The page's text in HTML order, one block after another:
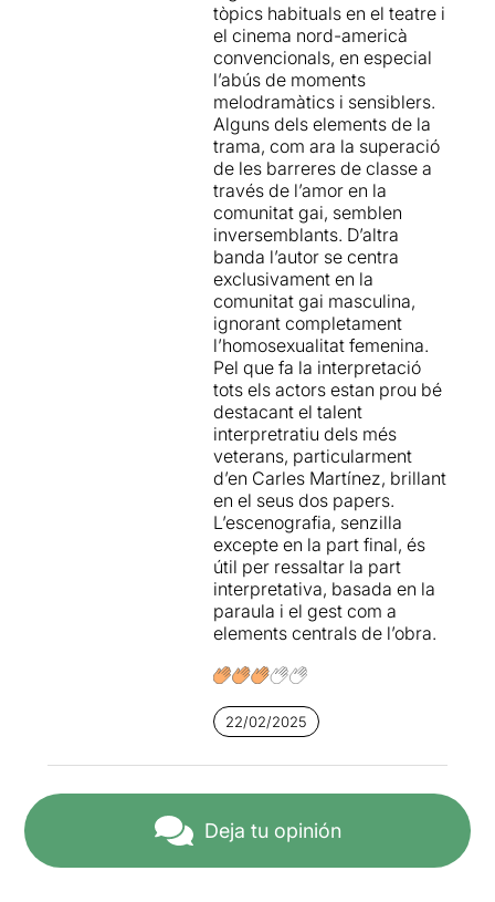
más detalles que la hagan
másespecial y inolvidable.
Es tracta d'una peça
valenta, divertida,
commovedora i profunda
que parla sobre les
transmissions i el llegat
d'uns homes que van haver
de lluitar per uns drets i unes
llibertats, els quals hem
heretat i dels quals en tenim
la responsabilitat i el
compromís de la seva
preservació davant les
generacions futures,
sobretot davant els fets
d'avui en dia on la dreta
autoritària està avançant
amb força arreu del món.
AL'herènciatambé es parla
de traïció, sexe, drogues,
solidaritat i soledat, però per
sobre de tot, parla d'amor,
esperança i valentia.
Us la recomano perquè el
text que és realment
meravellós, per una
encertada direcció i per
unes interpretacions
És admirable veure com
representació, la
interpretació no decau en
cap moment.
text, que ha estat editat
tòpics habituals en el teatre i
el cinema nord-americà
convencionals, en especial
l’abús de moments
melodramàtics i sensiblers.
Alguns dels elements de la
trama, com ara la superació
de les barreres de classe a
través de l’amor en la
comunitat gai, semblen
inversemblants. D’altra
banda l’autor se centra
exclusivament en la
comunitat gai masculina,
ignorant completament
l’homosexualitat femenina.
Pel que fa la interpretació
tots els actors estan prou bé
destacant el talent
interpretratiu dels més
veterans, particularment
d’en Carles Martínez, brillant
en el seus dos papers.
L’escenografia, senzilla
excepte en la part final, és
útil per ressaltar la part
interpretativa, basada en la
paraula i el gest com a
elements centrals de l’obra.
22/02/2025
Deja tu opinión